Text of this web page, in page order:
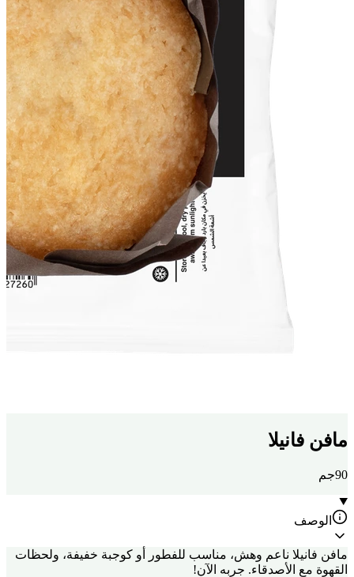
مافن فانيلا
90جم
الوصف
مافن فانيلا ناعم وهش، مناسب للفطور أو كوجبة خفيفة، ولحظات
القهوة مع الأصدقاء. جربه الآن!